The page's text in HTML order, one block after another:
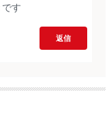
す
返信